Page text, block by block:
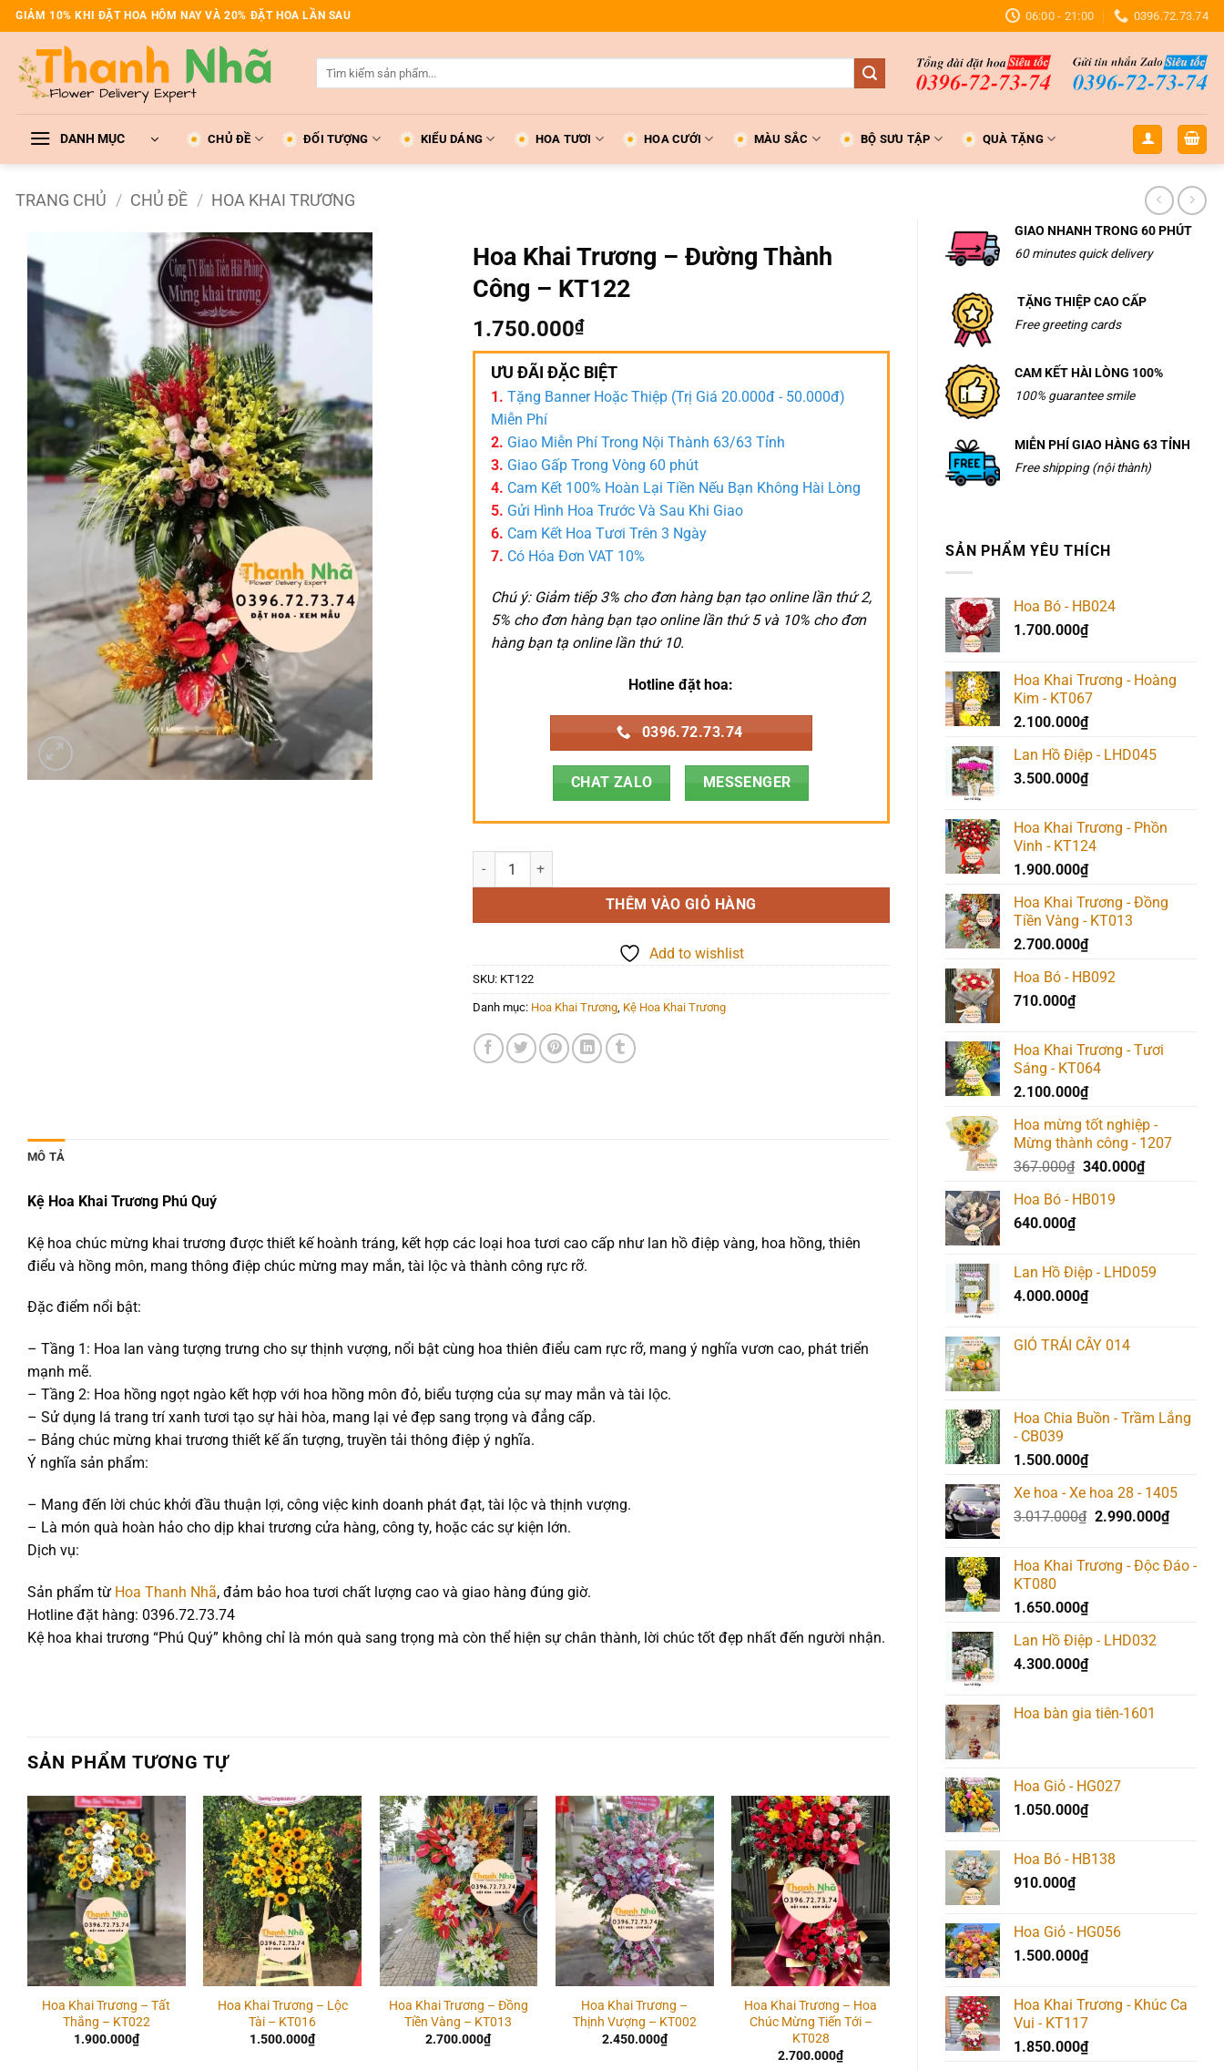
Bỏ
qua
dung
GIẢM 10% KHI ĐẶT HOA HÔM NAY VÀ 20% ĐẶT HOA LẦN SAU 06:00 - 21:00 0396.72.73.74
DANH MỤC CHỦ ĐỀ ĐỐI TƯỢNG KIỂU DÁNG HOA TƯƠI HOA CƯỚI MÀU SẮC BỘ SƯU TẬP QUÀ TẶNG
TRANG CHỦ / CHỦ ĐỀ / HOA KHAI TRƯƠNG
GIAO NHANH TRONG 60 PHÚT
60 minutes quick delivery
TẶNG THIỆP CAO CẤP
Free greeting cards
CAM KẾT HÀI LÒNG 100%
100% guarantee smile
MIỄN PHÍ GIAO HÀNG 63 TỈNH
Free shipping (nội thành)
SẢN PHẨM YÊU THÍCH
Hoa Bó - HB024
1.700.000₫
Hoa Khai Trương - Hoàng
Kim - KT067
2.100.000₫
Lan Hồ Điệp - LHD045
3.500.000₫
Hoa Khai Trương - Phồn
Vinh - KT124
1.900.000₫
Hoa Khai Trương - Đồng
Tiền Vàng - KT013
2.700.000₫
Hoa Bó - HB092
710.000₫
Hoa Khai Trương - Tươi
Sáng - KT064
2.100.000₫
Hoa mừng tốt nghiệp -
Mừng thành công - 1207
367.000₫ Giá
là:
340.000₫Giá
Hoa Bó - HB019
640.000₫
Lan Hồ Điệp - LHD059
4.000.000₫
GIỎ TRÁI CÂY 014
Hoa Chia Buồn - Trầm Lắng
- CB039
1.500.000₫
Xe hoa - Xe hoa 28 - 1405
3.017.000₫ Giá
3.017.000₫.
2.990.000₫Giá
là:
Hoa Khai Trương - Độc Đáo -
KT080
1.650.000₫
Lan Hồ Điệp - LHD032
4.300.000₫
Hoa bàn gia tiên-1601
Hoa Giỏ - HG027
1.050.000₫
Hoa Bó - HB138
910.000₫
Hoa Giỏ - HG056
1.500.000₫
Hoa Khai Trương - Khúc Ca
Vui - KT117
1.850.000₫
Add to
wishlist
Hoa Khai Trương – Đường Thành
Công – KT122
1.750.000₫
ƯU ĐÃI ĐẶC BIỆT
1. Tặng Banner Hoặc Thiệp (Trị Giá 20.000đ - 50.000đ)
Miễn Phí
2. Giao Miễn Phí Trong Nội Thành 63/63 Tỉnh
3. Giao Gấp Trong Vòng 60 phút
4. Cam Kết 100% Hoàn Lại Tiền Nếu Bạn Không Hài Lòng
5. Gửi Hình Hoa Trước Và Sau Khi Giao
6. Cam Kết Hoa Tươi Trên 3 Ngày
7. Có Hóa Đơn VAT 10%
Chú ý: Giảm tiếp 3% cho đơn hàng bạn tạo online lần thứ 2,
5% cho đơn hàng bạn tạo online lần thứ 5 và 10% cho đơn
hàng bạn tạ online lần thứ 10.
Hotline đặt hoa:
0396.72.73.74
CHAT ZALO MESSENGER
Hoa Khai Trương - Đường Thành Công - KT122 số lượng
THÊM VÀO GIỎ HÀNG
Add to wishlist
SKU: KT122
Danh mục: Hoa Khai Trương, Kệ Hoa Khai Trương
MÔ TẢ
Kệ Hoa Khai Trương Phú Quý
Kệ hoa chúc mừng khai trương được thiết kế hoành tráng, kết hợp các loại hoa tươi cao cấp như lan hồ điệp vàng, hoa hồng, thiên
điểu và hồng môn, mang thông điệp chúc mừng may mắn, tài lộc và thành công rực rỡ.
Đặc điểm nổi bật:
– Tầng 1: Hoa lan vàng tượng trưng cho sự thịnh vượng, nổi bật cùng hoa thiên điểu cam rực rỡ, mang ý nghĩa vươn cao, phát triển
mạnh mẽ.
– Tầng 2: Hoa hồng ngọt ngào kết hợp với hoa hồng môn đỏ, biểu tượng của sự may mắn và tài lộc.
– Sử dụng lá trang trí xanh tươi tạo sự hài hòa, mang lại vẻ đẹp sang trọng và đẳng cấp.
– Bảng chúc mừng khai trương thiết kế ấn tượng, truyền tải thông điệp ý nghĩa.
Ý nghĩa sản phẩm:
– Mang đến lời chúc khởi đầu thuận lợi, công việc kinh doanh phát đạt, tài lộc và thịnh vượng.
– Là món quà hoàn hảo cho dịp khai trương cửa hàng, công ty, hoặc các sự kiện lớn.
Dịch vụ:
Sản phẩm từ Hoa Thanh Nhã, đảm bảo hoa tươi chất lượng cao và giao hàng đúng giờ.
Hotline đặt hàng: 0396.72.73.74
Kệ hoa khai trương “Phú Quý” không chỉ là món quà sang trọng mà còn thể hiện sự chân thành, lời chúc tốt đẹp nhất đến người nhận.
SẢN PHẨM TƯƠNG TỰ
Add to
wishlist
Hoa Khai Trương – Tất
Thắng – KT022
1.900.000₫
Add to
wishlist
Hoa Khai Trương – Lộc
Tài – KT016
1.500.000₫
Add to
wishlist
Hoa Khai Trương – Đồng
Tiền Vàng – KT013
2.700.000₫
Add to
wishlist
Hoa Khai Trương –
Thịnh Vượng – KT002
2.450.000₫
Add to
wishlist
Hoa Khai Trương – Hoa
Chúc Mừng Tiến Tới –
KT028
2.700.000₫
wishlist
Hoa Khai Trương – Đại
Cát Đại Lợi – KT008
2.350.000
₫
Hoa Khai Trương –